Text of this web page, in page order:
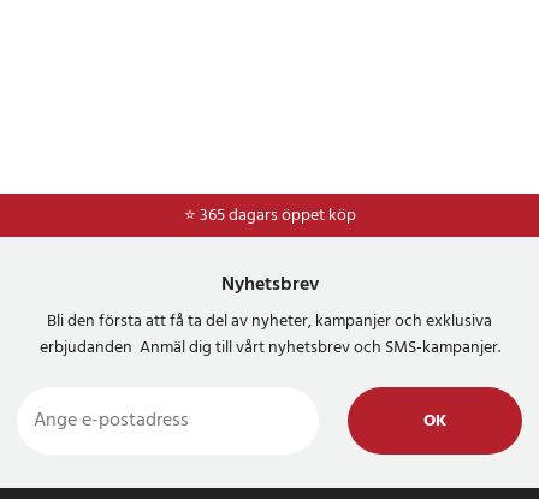
⭐ 365 dagars öppet köp
⭐Frakt 49kr *
Nyhetsbrev
Bli den första att få ta del av nyheter, kampanjer och exklusiva
erbjudanden Anmäl dig till vårt nyhetsbrev och SMS-kampanjer.
OK